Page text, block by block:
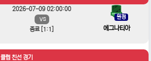
2026-07-09 02:00:00
VS
종료 [1:1]
원정
에그나티아
클럽 친선 경기